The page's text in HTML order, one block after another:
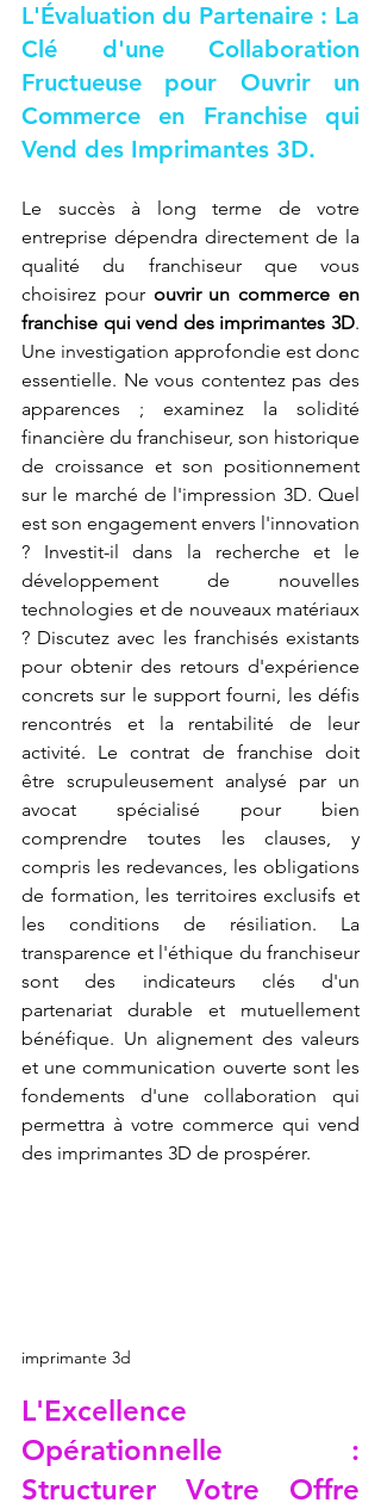
L'Évaluation du Partenaire : La
Clé d'une Collaboration
Fructueuse pour Ouvrir un
Commerce en Franchise qui
Vend des Imprimantes 3D.
Le succès à long terme de votre
entreprise dépendra directement de la
qualité du franchiseur que vous
choisirez pour ouvrir un commerce en
franchise qui vend des imprimantes 3D.
Une investigation approfondie est donc
essentielle. Ne vous contentez pas des
apparences ; examinez la solidité
financière du franchiseur, son historique
de croissance et son positionnement
sur le marché de l'impression 3D. Quel
est son engagement envers l'innovation
? Investit-il dans la recherche et le
développement de nouvelles
technologies et de nouveaux matériaux
? Discutez avec les franchisés existants
pour obtenir des retours d'expérience
concrets sur le support fourni, les défis
rencontrés et la rentabilité de leur
activité. Le contrat de franchise doit
être scrupuleusement analysé par un
avocat spécialisé pour bien
comprendre toutes les clauses, y
compris les redevances, les obligations
de formation, les territoires exclusifs et
les conditions de résiliation. La
transparence et l'éthique du franchiseur
sont des indicateurs clés d'un
partenariat durable et mutuellement
bénéfique. Un alignement des valeurs
et une communication ouverte sont les
fondements d'une collaboration qui
permettra à votre commerce qui vend
des imprimantes 3D de prospérer.
imprimante 3d
L'Excellence
Opérationnelle :
Structurer Votre Offre